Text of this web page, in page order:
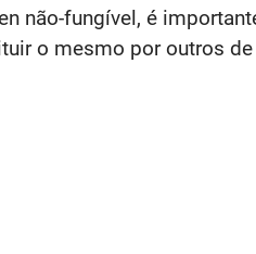
não-fungível, é
o mesmo por outros